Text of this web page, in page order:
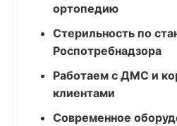
ортопедию
Стерильность по
Роспотребнадзора
Работаем с ДМС и
клиентами
Современное